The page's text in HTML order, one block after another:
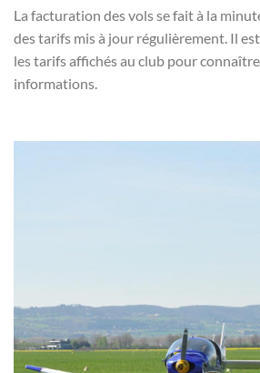
La facturation des vols se fait à la
des tarifs mis à jour régulièrement. Il
les tarifs affichés au club pour
informations.